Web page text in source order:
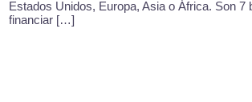
Estados Unidos, Europa, Asia o África. Son 7
financiar […]